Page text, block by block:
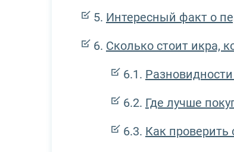
Интересный факт о
Сколько стоит икра,
Где лучше
Как проверить